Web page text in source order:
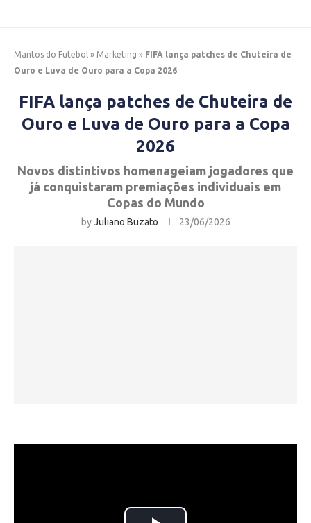
Mantos do Futebol » Marketing » FIFA lança patches de Chuteira de
Ouro e Luva de Ouro para a Copa 2026
FIFA lança patches de Chuteira de
Ouro e Luva de Ouro para a Copa
2026
Novos distintivos homenageiam jogadores que
já conquistaram premiações individuais em
Copas do Mundo
byJuliano Buzato 23/06/2026